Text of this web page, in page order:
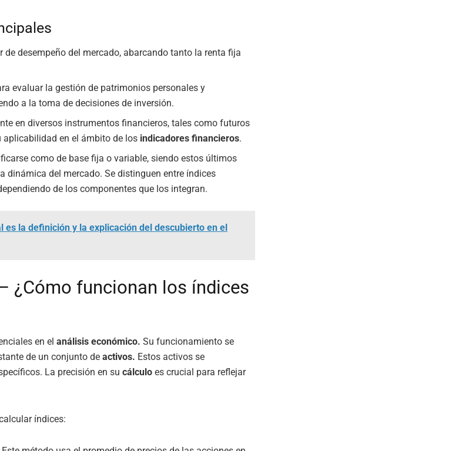
desempeño del mercado, abarcando tanto la renta fija
evaluar la gestión de patrimonios personales y
a la toma de decisiones de inversión.
en diversos instrumentos financieros, tales como futuros
aplicabilidad en el ámbito de los indicadores financieros.
como de base fija o variable, siendo estos últimos
dinámica del mercado. Se distinguen entre índices
de los componentes que los integran.
es la definición y la explicación del descubierto en el
¿Cómo funcionan los índices
en el análisis económico. Su funcionamiento se
de un conjunto de activos. Estos activos se
La precisión en su cálculo es crucial para reflejar
índices: